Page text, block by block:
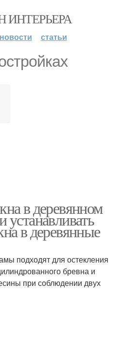
ИНТЕРЬЕРА
новости статьи
в деревянном
в деревянные
подходят для остекления
бревна и
при соблюдении двух